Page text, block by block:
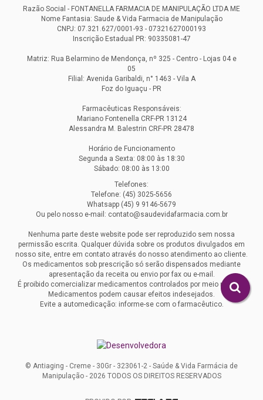
Razão Social - FONTANELLA FARMACIA DE MANIPULAÇÃO LTDA ME
Nome Fantasia: Saude & Vida Farmacia de Manipulação
CNPJ: 07.321.627/0001-93 - 07321627000193
Inscrição Estadual PR: 90335081-47
Matriz: Rua Belarmino de Mendonça, nº 325 - Centro - Lojas 04 e
05
Filial: Avenida Garibaldi, n° 1463 - Vila A
Foz do Iguaçu - PR
Farmacêuticas Responsáveis:
Mariano Fontenella CRF-PR 13124
Alessandra M. Balestrin CRF-PR 28478
Horário de Funcionamento
Segunda a Sexta: 08:00 às 18:30
Sábado: 08:00 às 13:00
Telefones:
Telefone: (45) 3025-5656
Whatsapp (45) 9 9146-5679
Ou pelo nosso e-mail: contato@saudevidafarmacia.com.br
Nenhuma parte deste website pode ser reproduzido sem nossa
permissão escrita. Qualquer dúvida sobre os produtos divulgados em
nosso site, entre em contato através do nosso atendimento ao cliente.
Os medicamentos sob prescrição só serão dispensados mediante
apresentação da receita ou envio por fax ou e-mail.
É proibido comercializar medicamentos controlados por meio remoto.
Medicamentos podem causar efeitos indesejados.
Evite a automedicação: informe-se com o farmacêutico.
© Antiaging - Creme - 30Gr - 323061-2 - Saúde & Vida Farmácia de
Manipulação - 2026 TODOS OS DIREITOS RESERVADOS